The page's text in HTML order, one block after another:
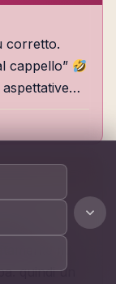
corretto.
cappello”
aspettative…
mi
quindi un